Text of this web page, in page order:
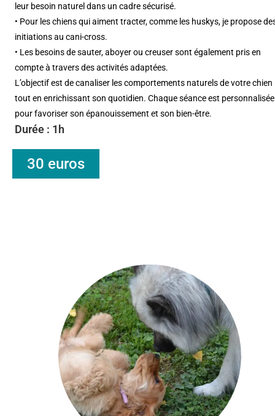
leur besoin naturel dans un cadre sécurisé.
• Pour les chiens qui aiment tracter, comme les huskys, je propose
initiations au cani-cross.
• Les besoins de sauter, aboyer ou creuser sont également pris en
compte à travers des activités adaptées.
L’objectif est de canaliser les comportements naturels de votre chien
tout en enrichissant son quotidien. Chaque séance est personnalisée
pour favoriser son épanouissement et son bien-être.
Durée : 1h
30 euros